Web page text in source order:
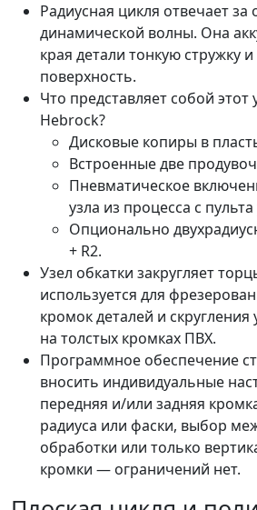
Радиусная цикля отвечает за
динамической волны. Она
края детали тонкую стружку
поверхность.
Что представляет собой этот
Hebrock?
Дисковые копиры в
Встроенные две
Пневматическое
узла из процесса с
Опционально
+ R2.
Узел обкатки закругляет
используется для
кромок деталей и
на толстых кромках ПВХ.
Программное обеспечение
вносить индивидуальные
передняя и/или задняя
радиуса или фаски, выбор
обработки или только
кромки — ограничений нет.